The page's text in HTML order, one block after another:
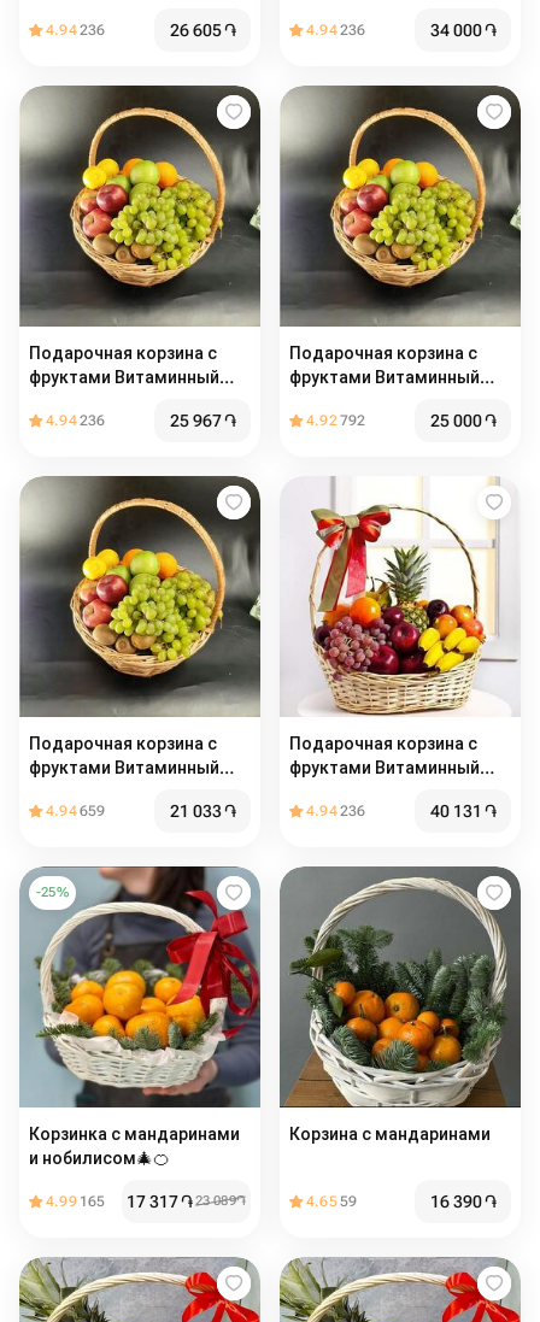
4.94236 26 605֏ 4.94236 34 000֏
Подарочная корзина с
фруктами Витаминный
4.94236 25 967֏
Подарочная корзина с
фруктами Витаминный
4.92792 25 000֏
Подарочная корзина с
фруктами Витаминный
4.94659 21 033֏
Подарочная корзина с
фруктами Витаминный
4.94236 40 131 ֏
-25%
Корзинка с мандаринами
и нобилисом🎄🍊
4.99 165 17 317֏23 089֏
Корзина с мандаринами
4.6559 16 390֏